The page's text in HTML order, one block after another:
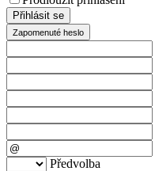
Přihlásit se
Zapomenuté heslo
Předvolba